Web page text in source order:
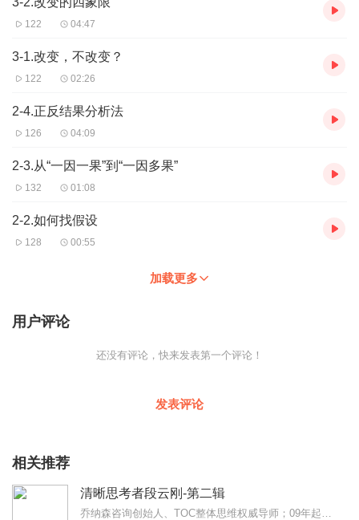
122 04:47
3-1.改变，不改变？
122 02:26
2-4.正反结果分析法
126 04:09
2-3.从“一因一果”到“一因多果”
132 01:08
2-2.如何找假设
128 00:55
加载更多
用户评论
还没有评论，快来发表第一个评论！
发表评论
相关推荐
清晰思考者段云刚-第二辑
乔纳森咨询创始人、TOC整体思维权威导师；09年起学习TOC至今，专注并擅长于TP、营销与销售、商业模式创新等商业领域的咨询和实践。